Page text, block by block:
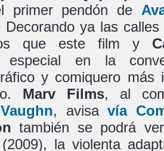
primer pendón de
Decorando ya las
que este film y
especial en la
y comiquero
Marv Films, al
, avisavía
también se podrá
la violenta